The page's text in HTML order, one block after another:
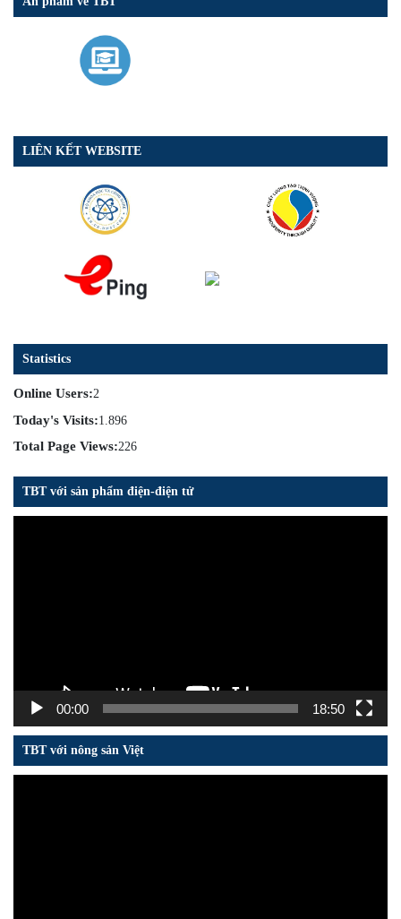
LIÊN KẾT WEBSITE
Statistics
Online Users:2
Today's Visits:1.896
Total Page Views:226
TBT với sản phẩm điện-điện tử
00:00 18:50
TBT với nông sản Việt